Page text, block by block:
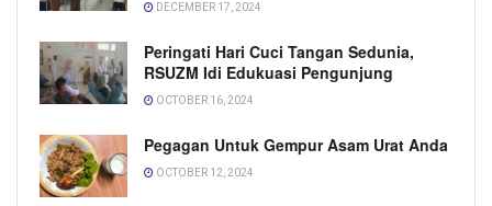
DECEMBER 17, 2024
Peringati Hari Cuci Tangan Sedunia,
RSUZM Idi Edukuasi Pengunjung
OCTOBER 16, 2024
Pegagan Untuk Gempur Asam Urat Anda
OCTOBER 12, 2024